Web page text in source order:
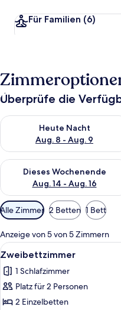
Für Familien (6)
Überprüfe die
Heute Nacht
Aug. 8 - Aug. 9
Überprüfe die
Dieses Wochenende
Aug. 14 - Aug. 16
Überprüfe die
Verfügbare
Filter
für
Zimmer
Alle Zimmer 2 Betten 1 Bett
Anzeige von 5 von 5 Zimmern
Alle
Fotos
für
Zweibettzimmer
anzeigen
7
Zweibettzimmer
1 Schlafzimmer
Platz für 2 Personen
2 Einzelbetten